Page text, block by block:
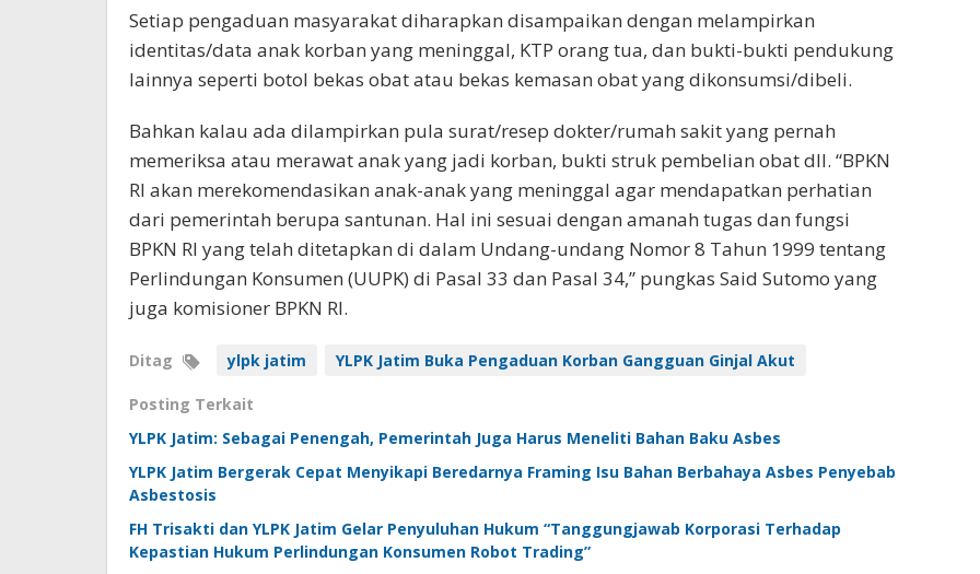
Setiap pengaduan masyarakat diharapkan disampaikan dengan melampirkan
identitas/data anak korban yang meninggal, KTP orang tua, dan bukti-bukti pendukung
lainnya seperti botol bekas obat atau bekas kemasan obat yang dikonsumsi/dibeli.
Bahkan kalau ada dilampirkan pula surat/resep dokter/rumah sakit yang pernah
memeriksa atau merawat anak yang jadi korban, bukti struk pembelian obat dll. “BPKN
RI akan merekomendasikan anak-anak yang meninggal agar mendapatkan perhatian
dari pemerintah berupa santunan. Hal ini sesuai dengan amanah tugas dan fungsi
BPKN RI yang telah ditetapkan di dalam Undang-undang Nomor 8 Tahun 1999 tentang
Perlindungan Konsumen (UUPK) di Pasal 33 dan Pasal 34,” pungkas Said Sutomo yang
juga komisioner BPKN RI.
Ditag ylpk jatim YLPK Jatim Buka Pengaduan Korban Gangguan Ginjal Akut
Posting Terkait
YLPK Jatim: Sebagai Penengah, Pemerintah Juga Harus Meneliti Bahan Baku Asbes
YLPK Jatim Bergerak Cepat Menyikapi Beredarnya Framing Isu Bahan Berbahaya Asbes Penyebab
Asbestosis
FH Trisakti dan YLPK Jatim Gelar Penyuluhan Hukum “Tanggungjawab Korporasi Terhadap
Kepastian Hukum Perlindungan Konsumen Robot Trading”